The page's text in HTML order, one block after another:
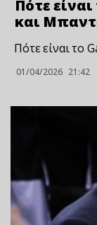
Πότε
και
Πότε είναι το
01/04/2026 21:42